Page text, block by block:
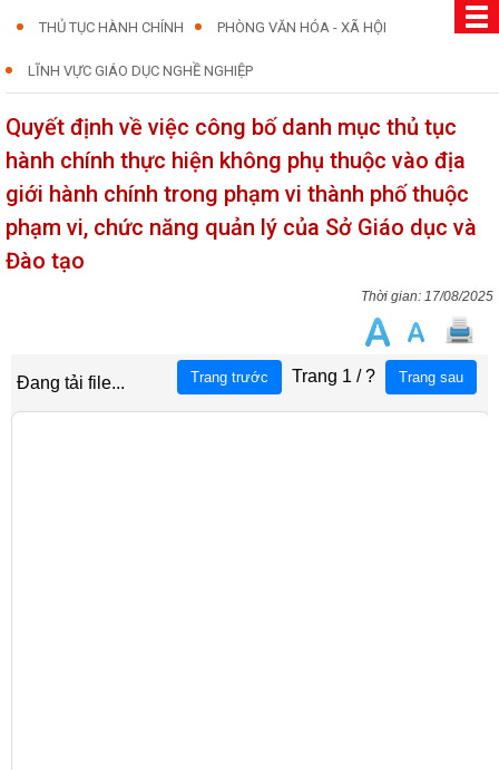
THỦ TỤC HÀNH CHÍNH PHÒNG VĂN HÓA - XÃ HỘI
LĨNH VỰC GIÁO DỤC NGHỀ NGHIỆP
Quyết định về việc công bố danh mục thủ tục
hành chính thực hiện không phụ thuộc vào địa
giới hành chính trong phạm vi thành phố thuộc
phạm vi, chức năng quản lý của Sở Giáo dục và
Đào tạo
17/08/2025